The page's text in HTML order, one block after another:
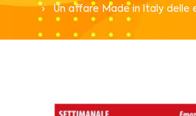
Un affare Made in Italy delle